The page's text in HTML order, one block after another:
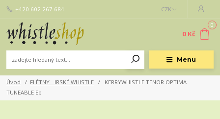
Menu
CZK
+420 602 267 684
0
0 Kč
Úvod FLÉTNY - IRSKÉ WHISTLE
KERRYWHISTLE TENOR OPTIMA
TUNEABLE Eb